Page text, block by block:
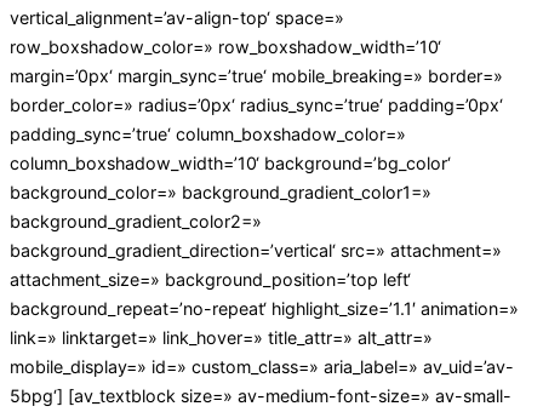
vertical_alignment=’av-align-top‘ space=»
row_boxshadow_color=» row_boxshadow_width=’10‘
margin=’0px‘ margin_sync=’true‘ mobile_breaking=» border=»
border_color=» radius=’0px‘ radius_sync=’true‘ padding=’0px‘
padding_sync=’true‘ column_boxshadow_color=»
column_boxshadow_width=’10‘ background=’bg_color‘
background_color=» background_gradient_color1=»
background_gradient_color2=»
background_gradient_direction=’vertical‘ src=» attachment=»
attachment_size=» background_position=’top left‘
background_repeat=’no-repeat‘ highlight_size=’1.1′ animation=»
link=» linktarget=» link_hover=» title_attr=» alt_attr=»
mobile_display=» id=» custom_class=» aria_label=» av_uid=’av-
5bpg‘] [av_textblock size=» av-medium-font-size=» av-small-